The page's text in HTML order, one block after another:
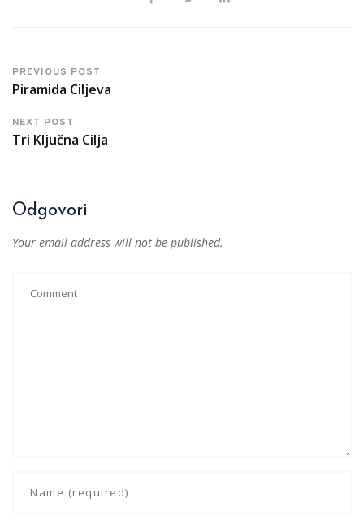
PREVIOUS POST
Piramida Ciljeva
NEXT POST
Tri Ključna Cilja
Odgovori
Your email address will not be published.